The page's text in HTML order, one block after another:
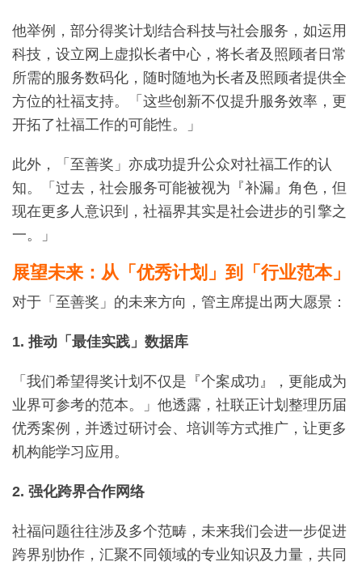
他举例，部分得奖计划结合科技与社会服务，如运用
科技，设立网上虚拟长者中心，将长者及照顾者日常
所需的服务数码化，随时随地为长者及照顾者提供全
方位的社福支持。「这些创新不仅提升服务效率，更
开拓了社福工作的可能性。」
此外，「至善奖」亦成功提升公众对社福工作的认
知。「过去，社会服务可能被视为『补漏』角色，但
现在更多人意识到，社福界其实是社会进步的引擎之
一。」
展望未来：从「优秀计划」到「行业范本」
对于「至善奖」的未来方向，管主席提出两大愿景：
1. 推动「最佳实践」数据库
「我们希望得奖计划不仅是『个案成功』，更能成为
业界可参考的范本。」他透露，社联正计划整理历届
优秀案例，并透过研讨会、培训等方式推广，让更多
机构能学习应用。
2. 强化跨界合作网络
社福问题往往涉及多个范畴，未来我们会进一步促进
跨界别协作，汇聚不同领域的专业知识及力量，共同